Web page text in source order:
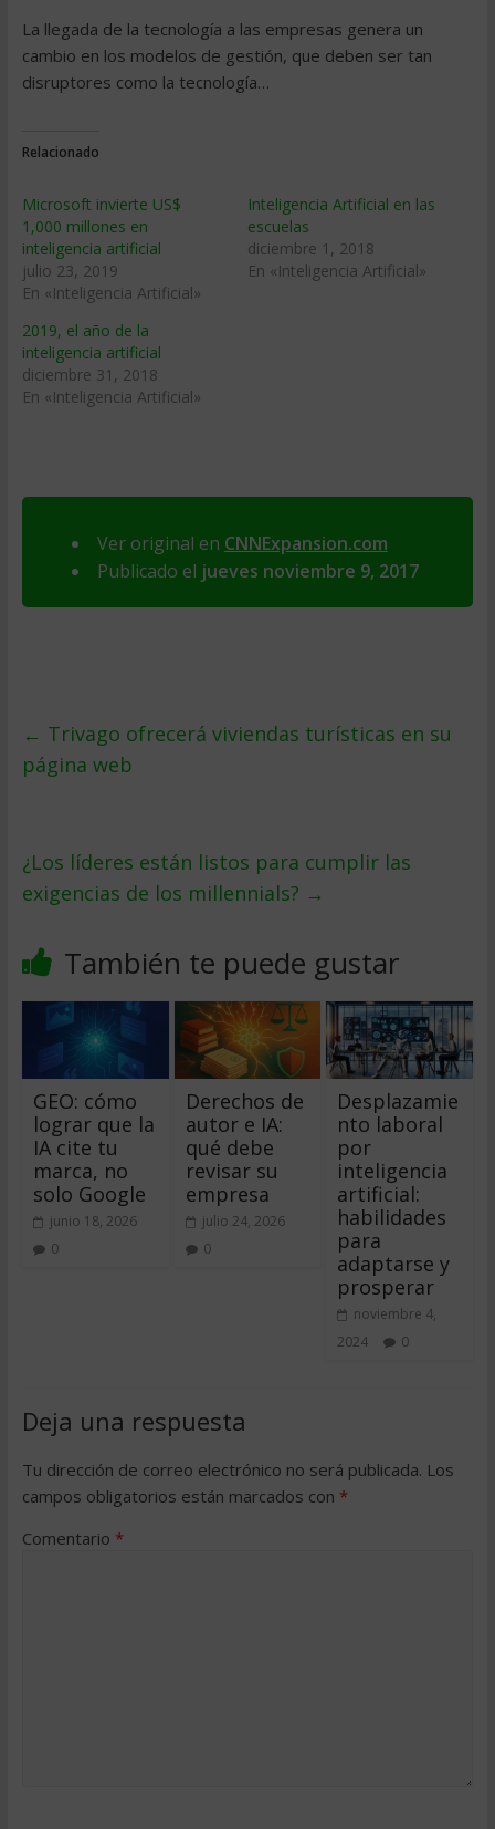
La llegada de la tecnología a las empresas genera un
cambio en los modelos de gestión, que deben ser tan
disruptores como la tecnología…
Relacionado
Microsoft invierte US$
1,000 millones en
inteligencia artificial
julio 23, 2019
En «Inteligencia Artificial»
Inteligencia Artificial en las
escuelas
diciembre 1, 2018
En «Inteligencia Artificial»
2019, el año de la
inteligencia artificial
diciembre 31, 2018
En «Inteligencia Artificial»
Ver original en CNNExpansion.com
Publicado el jueves noviembre 9, 2017
← Trivago ofrecerá viviendas turísticas en su
página web
¿Los líderes están listos para cumplir las
exigencias de los millennials? →
También te puede gustar
GEO: cómo
lograr que la
IA cite tu
marca, no
solo Google
junio 18, 2026
0
Derechos de
autor e IA:
qué debe
revisar su
empresa
julio 24, 2026
0
Desplazamie
nto laboral
por
inteligencia
artificial:
habilidades
para
adaptarse y
prosperar
noviembre 4,
2024
0
Deja una respuesta
Tu dirección de correo electrónico no será publicada. Los
campos obligatorios están marcados con *
Comentario *